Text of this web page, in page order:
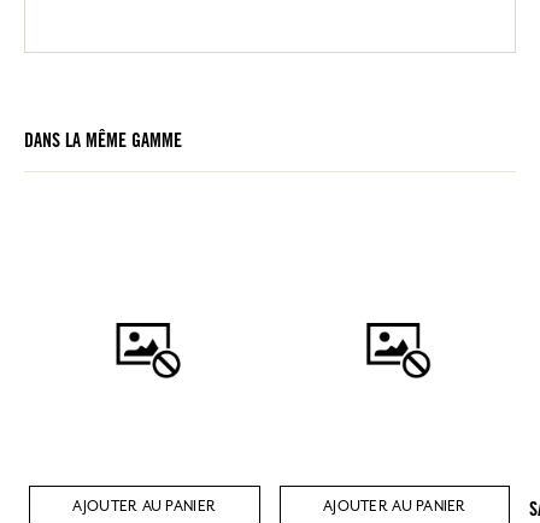
DANS LA MÊME GAMME
AJOUTER AU PANIER AJOUTER AU PANIER